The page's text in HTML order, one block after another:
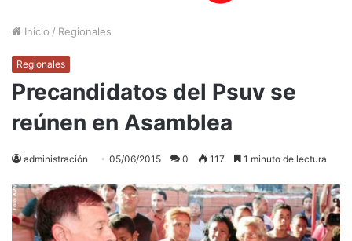
Inicio / Regionales
Regionales
Precandidatos del Psuv se
reúnen en Asamblea
administración 05/06/2015 0 117 1 minuto de lectura